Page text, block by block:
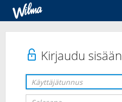
Kirjaudu sisään